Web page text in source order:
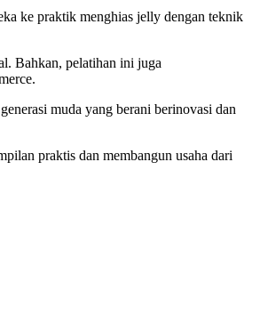
ke praktik menghias jelly dengan teknik
Bahkan, pelatihan ini juga
muda yang berani berinovasi dan
praktis dan membangun usaha dari